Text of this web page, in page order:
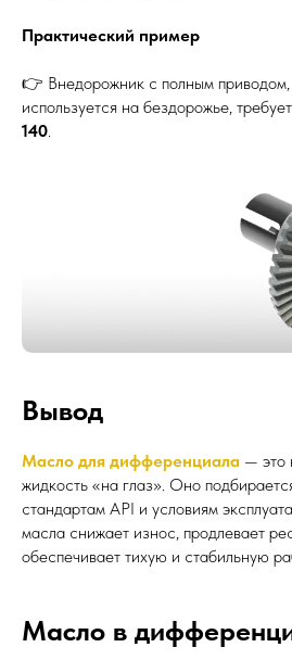
Практический пример
👉 Внедорожник с полным приводом,
используется на бездорожье,
140.
Вывод
Масло для дифференциала — это
жидкость «на глаз». Оно
стандартам API и условиям
масла снижает износ, продлевает
обеспечивает тихую и стабильную
Масло в